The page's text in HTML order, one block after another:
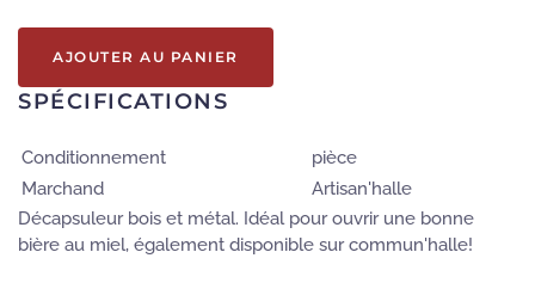
AJOUTER AU PANIER
SPÉCIFICATIONS
Conditionnement
pièce
Marchand
Artisan'halle
Décapsuleur bois et métal. Idéal pour ouvrir une bonne
bière au miel, également disponible sur commun'halle!